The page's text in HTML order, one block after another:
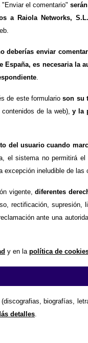
"Enviar el comentario"
a Raiola Networks,
deberías enviar
España, es necesaria la
de este formularioson su
contenidos de la web),y la
del usuario cuando
el sistema no permitirá
ineludible de las
vigente,diferentes
rectificación, supresión,
ante una
y en la política de
biografías,
detalles.